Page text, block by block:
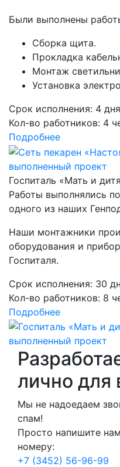
Были выполнены
Cборка щита.
Прокладка
Монтаж
Установка
Срок исполнения: 4 дня
Кол-во работников: 4
Подробнее
выполненный проект
Госпиталь «Мать и
Работы выполнялись
одного из наших
Наши монтажники
оборудования и
Госпиталя.
Срок исполнения: 30
Кол-во работников: 8
Подробнее
выполненный проект
лично для
Мы не надоедаем
спам!
Просто напишите
номеру:
+7 (3452) 56-96-99